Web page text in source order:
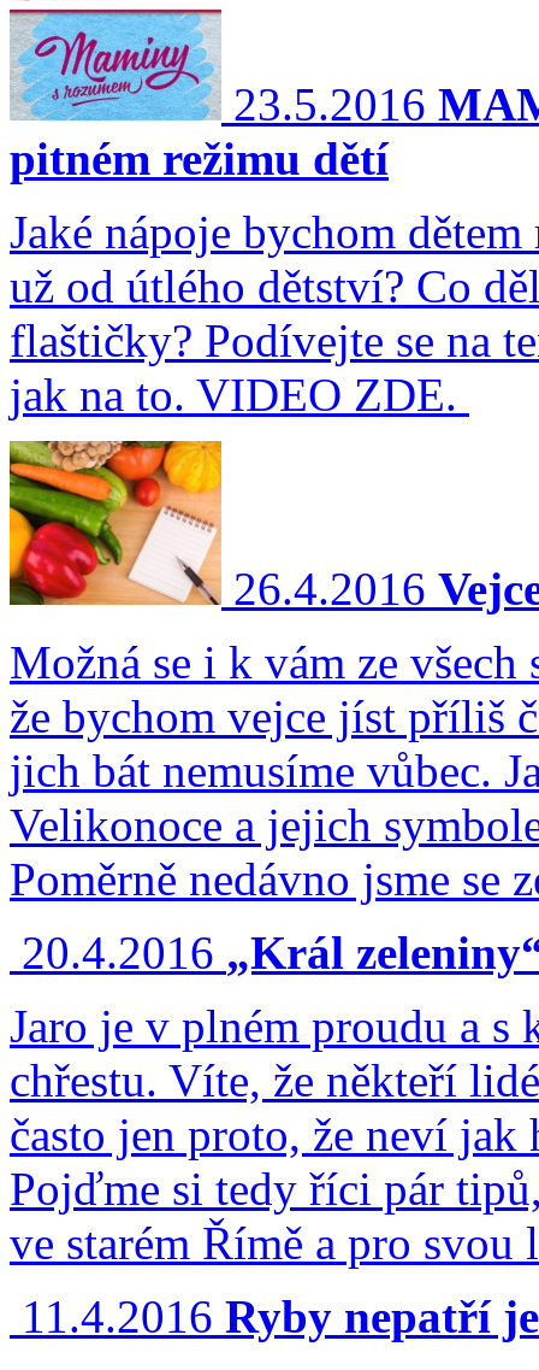
23.5.2016
pitném režimu dětí
Jaké nápoje bychom
už od útlého dětství? Co
flaštičky? Podívejte se na
jak na to. VIDEO ZDE.
26.4.2016
Možná se i k vám ze
že bychom vejce jíst příliš
jich bát nemusíme vůbec.
Velikonoce a jejich
Poměrně nedávno jsme
20.4.2016 „Král
Jaro je v plném proudu a s
chřestu. Víte, že někteří
často jen proto, že neví
Pojďme si tedy říci pár
ve starém Římě a pro
11.4.2016 Ryby nepatří